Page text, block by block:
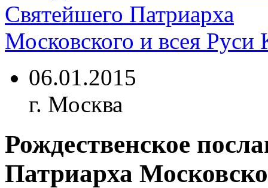
06.01.2015
г. Москва
Рождественское
Патриарха